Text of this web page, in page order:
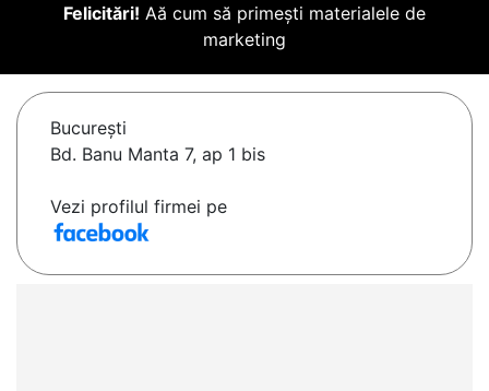
Felicitări! Aă cum să primești materialele de
marketing
Bucureşti
Bd. Banu Manta 7, ap 1 bis
Vezi profilul firmei pe